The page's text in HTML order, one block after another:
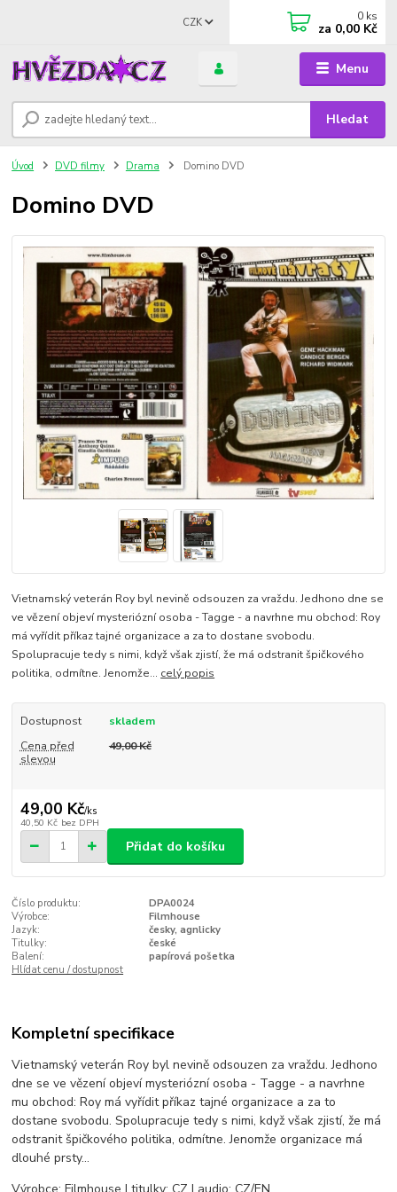
Menu
CZK
Hledat
0 ks
za 0,00 Kč
Úvod DVD filmy Drama Domino DVD
Domino DVD
Vietnamský veterán Roy byl nevině odsouzen za vraždu. Jedhono dne se
ve vězení objeví mysteriózní osoba - Tagge - a navrhne mu obchod: Roy
má vyřídit příkaz tajné organizace a za to dostane svobodu.
Spolupracuje tedy s nimi, když však zjistí, že má odstranit špičkového
politika, odmítne. Jenomže... celý popis
Dostupnost
skladem
Cena před
slevou
49,00 Kč
49,00 Kč/ks
40,50 Kč bez DPH
Přidat do košíku
Číslo produktu:
DPA0024
Výrobce:
Filmhouse
Jazyk:
česky, agnlicky
Titulky:
české
Balení:
papírová pošetka
Hlídat cenu / dostupnost
Kompletní specifikace
Vietnamský veterán Roy byl nevině odsouzen za vraždu. Jedhono
dne se ve vězení objeví mysteriózní osoba - Tagge - a navrhne
mu obchod: Roy má vyřídit příkaz tajné organizace a za to
dostane svobodu. Spolupracuje tedy s nimi, když však zjistí, že má
odstranit špičkového politika, odmítne. Jenomže organizace má
dlouhé prsty...
Výrobce: Filmhouse | titulky: CZ | audio: CZ/EN